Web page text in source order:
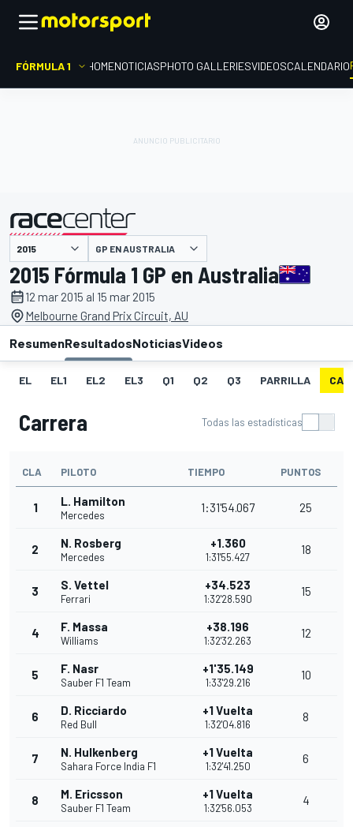
FÓRMULA 1 HOMENOTICIASPHOTO GALLERIESVIDEOSCALENDARIO
presentado por GP EN AUSTRALIA
2015 Fórmula 1 GP en Australia
12 mar 2015 al 15 mar 2015
Melbourne Grand Prix Circuit, AU
ResumenResultadosNoticiasVideos
EL EL1 EL2 EL3 Q1 Q2 Q3 PARRILLA
Carrera Todas las estadísticas
CLA PILOTO TIEMPO PUNTOS
1 L. Hamilton
Mercedes
1:31'54.067 25
2 N. Rosberg
Mercedes
+1.360
1:31'55.427
18
3 S. Vettel
Ferrari
+34.523
1:32'28.590
15
4 F. Massa
Williams
+38.196
1:32'32.263
12
5 F. Nasr
Sauber F1 Team
+1'35.149
1:33'29.216
10
6 D. Ricciardo
Red Bull
+1 Vuelta
1:32'04.816
8
7 N. Hulkenberg
Sahara Force India F1
+1 Vuelta
1:32'41.250
6
8 M. Ericsson
Sauber F1 Team
+1 Vuelta
1:32'56.053
4